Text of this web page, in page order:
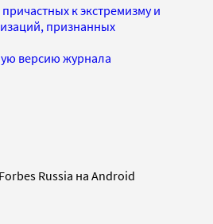
к экстремизму и
признанных
версию журнала
Russia на Android